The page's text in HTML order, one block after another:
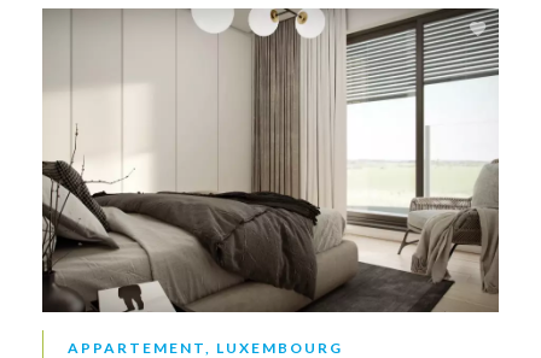
APPARTEMENT, LUXEMBOURG